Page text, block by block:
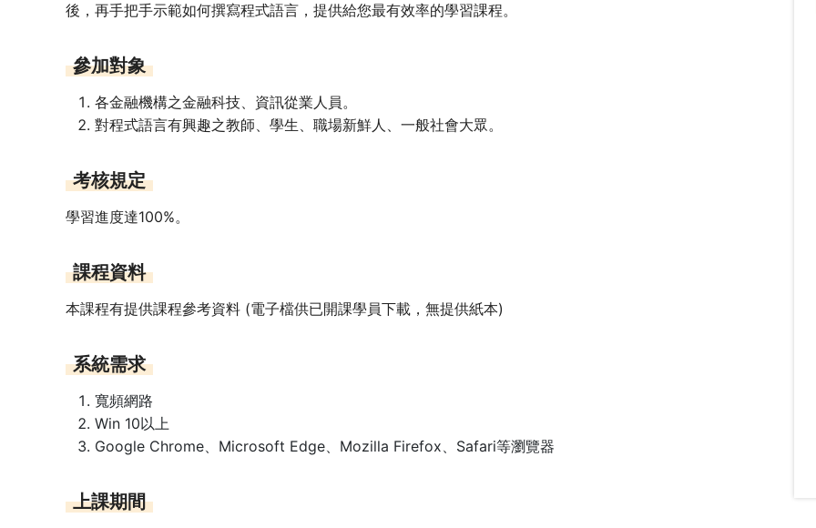
後，再手把手示範如何撰寫程式語言，提供給您最有效率的學習課程。
參加對象
各金融機構之金融科技、資訊從業人員。
對程式語言有興趣之教師、學生、職場新鮮人、一般社會大眾。
考核規定
學習進度達100%。
課程資料
本課程有提供課程參考資料 (電子檔供已開課學員下載，無提供紙本)
系統需求
寬頻網路
Win 10以上
Google Chrome、Microsoft Edge、Mozilla Firefox、Safari等瀏覽器
上課期間